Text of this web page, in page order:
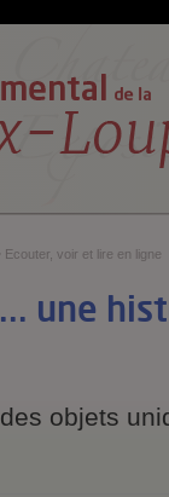
Ecouter, voir et lire en ligne
une
objets